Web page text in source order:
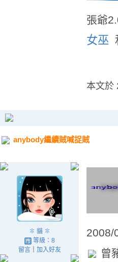
張爺
女巫
本文於
anybody繼續賊喊捉賊
✽ 貓 ✽
等級：8
留言｜ 加入好友
2008/
曾